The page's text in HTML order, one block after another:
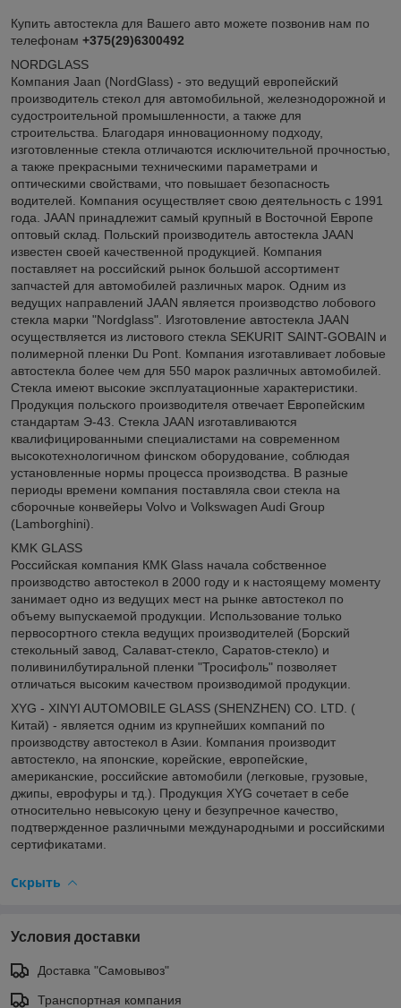
Купить автостекла для Вашего авто можете позвонив нам по
телефонам +375(29)6300492
NORDGLASS
Компания Jaan (NordGlass) - это ведущий европейский
производитель стекол для автомобильной, железнодорожной и
судостроительной промышленности, а также для
строительства. Благодаря инновационному подходу,
изготовленные стекла отличаются исключительной прочностью,
а также прекрасными техническими параметрами и
оптическими свойствами, что повышает безопасность
водителей. Компания осуществляет свою деятельность с 1991
года. JAAN принадлежит самый крупный в Восточной Европе
оптовый склад. Польский производитель автостекла JAAN
известен своей качественной продукцией. Компания
поставляет на российский рынок большой ассортимент
запчастей для автомобилей различных марок. Одним из
ведущих направлений JAAN является производство лобового
стекла марки "Nordglass". Изготовление автостекла JAAN
осуществляется из листового стекла SEKURIT SAINT-GOBAIN и
полимерной пленки Du Pont. Компания изготавливает лобовые
автостекла более чем для 550 марок различных автомобилей.
Стекла имеют высокие эксплуатационные характеристики.
Продукция польского производителя отвечает Европейским
стандартам Э-43. Стекла JAAN изготавливаются
квалифицированными специалистами на современном
высокотехнологичном финском оборудование, соблюдая
установленные нормы процесса производства. В разные
периоды времени компания поставляла свои стекла на
сборочные конвейеры Volvo и Volkswagen Audi Group
(Lamborghini).
KMK GLASS
Российская компания КМК Glass начала собственное
производство автостекол в 2000 году и к настоящему моменту
занимает одно из ведущих мест на рынке автостекол по
объему выпускаемой продукции. Использование только
первосортного стекла ведущих производителей (Борский
стекольный завод, Салават-стекло, Саратов-стекло) и
поливинилбутиральной пленки "Тросифоль" позволяет
отличаться высоким качеством производимой продукции.
XYG - XINYI AUTOMOBILE GLASS (SHENZHEN) CO. LTD. (
Китай) - является одним из крупнейших компаний по
производству автостекол в Азии. Компания производит
автостекло, на японские, корейские, европейские,
американские, российские автомобили (легковые, грузовые,
джипы, еврофуры и тд.). Продукция XYG сочетает в себе
относительно невысокую цену и безупречное качество,
подтвержденное различными международными и российскими
сертификатами.
Скрыть
Условия доставки
Доставка "Самовывоз"
Транспортная компания